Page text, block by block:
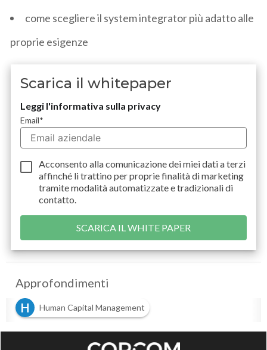
come scegliere il system integrator più adatto alle
proprie esigenze
Scarica il whitepaper
Leggi l'informativa sulla privacy
Email*
Acconsento alla comunicazione dei miei dati aterzi
affinché li trattino per proprie finalità di marketing
tramite modalità automatizzate e tradizionali di
contatto.
Approfondimenti
H
Human Capital Management